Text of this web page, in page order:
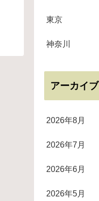
東京
神奈川
アーカイブ
2026年8月
2026年7月
2026年6月
2026年5月